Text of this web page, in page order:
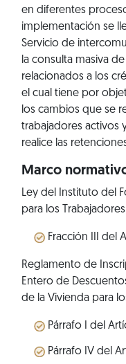
en diferentes
implementación se
Servicio de
la consulta masiva
relacionados a los
el cual tiene por
los cambios que se
trabajadores activos
realice las
Marco
Ley del Instituto del
para los Trabajadores
Fracción III del
Reglamento de
Entero de
de la Vivienda para
Párrafo I del
Párrafo IV del